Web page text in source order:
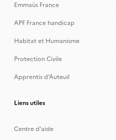
Emmaüs France
APF France handicap
Habitat et Humanisme
Protection Civile
Apprentis d’Auteuil
Liens utiles
Centre d'aide